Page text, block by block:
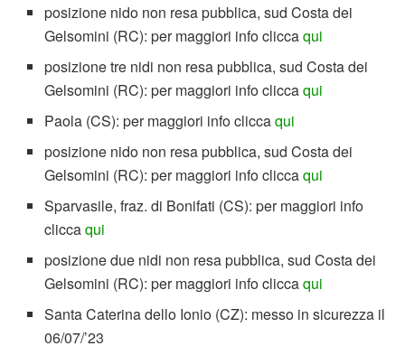
posizione nido non resa pubblica, sud Costa dei
Gelsomini (RC): per maggiori info cliccaqui
posizione tre nidi non resa pubblica, sud Costa dei
Gelsomini (RC): per maggiori info cliccaqui
Paola (CS): per maggiori info cliccaqui
posizione nido non resa pubblica, sud Costa dei
Gelsomini (RC): per maggiori info cliccaqui
Sparvasile, fraz. di Bonifati (CS): per maggiori info
cliccaqui
posizione due nidi non resa pubblica, sud Costa dei
Gelsomini (RC): per maggiori info cliccaqui
Santa Caterina dello Ionio (CZ): messo in sicurezza il
06/07/’23